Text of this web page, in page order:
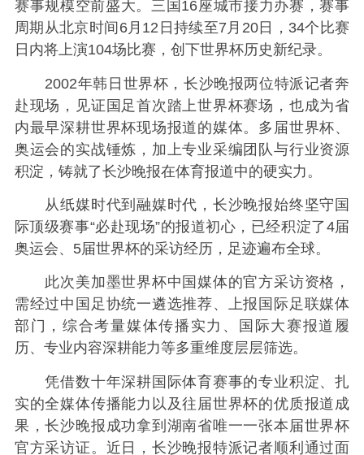
赛事规模空前盛大。三国16座城市接力办赛，赛事
周期从北京时间6月12日持续至7月20日，34个比赛
日内将上演104场比赛，创下世界杯历史新纪录。
2002年韩日世界杯，长沙晚报两位特派记者奔
赴现场，见证国足首次踏上世界杯赛场，也成为省
内最早深耕世界杯现场报道的媒体。多届世界杯、
奥运会的实战锤炼，加上专业采编团队与行业资源
积淀，铸就了长沙晚报在体育报道中的硬实力。
从纸媒时代到融媒时代，长沙晚报始终坚守国
际顶级赛事“必赴现场”的报道初心，已经积淀了4届
奥运会、5届世界杯的采访经历，足迹遍布全球。
此次美加墨世界杯中国媒体的官方采访资格，
需经过中国足协统一遴选推荐、上报国际足联媒体
部门，综合考量媒体传播实力、国际大赛报道履
历、专业内容深耕能力等多重维度层层筛选。
凭借数十年深耕国际体育赛事的专业积淀、扎
实的全媒体传播能力以及往届世界杯的优质报道成
果，长沙晚报成功拿到湖南省唯一一张本届世界杯
官方采访证。近日，长沙晚报特派记者顺利通过面